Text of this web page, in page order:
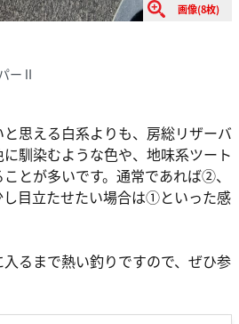
画像(8枚)
ーⅡ
思える白系よりも、房総リザーバ
馴染むような色や、地味系ツート
とが多いです。通常であれば②、
目立たせたい場合は①といった感
るまで熱い釣りですので、ぜひ参